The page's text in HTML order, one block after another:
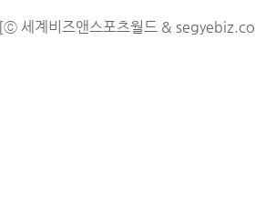
[ⓒ 세계비즈앤스포츠월드 &